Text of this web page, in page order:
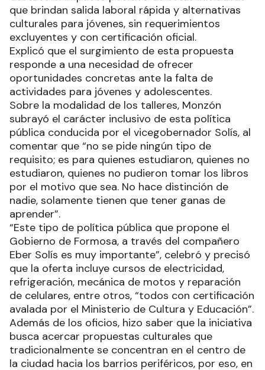
que brindan salida laboral rápida y alternativas
culturales para jóvenes, sin requerimientos
excluyentes y con certificación oficial.
Explicó que el surgimiento de esta propuesta
responde a una necesidad de ofrecer
oportunidades concretas ante la falta de
actividades para jóvenes y adolescentes.
Sobre la modalidad de los talleres, Monzón
subrayó el carácter inclusivo de esta política
pública conducida por el vicegobernador Solís, al
comentar que “no se pide ningún tipo de
requisito; es para quienes estudiaron, quienes no
estudiaron, quienes no pudieron tomar los libros
por el motivo que sea. No hace distinción de
nadie, solamente tienen que tener ganas de
aprender”.
“Este tipo de política pública que propone el
Gobierno de Formosa, a través del compañero
Eber Solís es muy importante”, celebró y precisó
que la oferta incluye cursos de electricidad,
refrigeración, mecánica de motos y reparación
de celulares, entre otros, “todos con certificación
avalada por el Ministerio de Cultura y Educación”.
Además de los oficios, hizo saber que la iniciativa
busca acercar propuestas culturales que
tradicionalmente se concentran en el centro de
la ciudad hacia los barrios periféricos, por eso, en